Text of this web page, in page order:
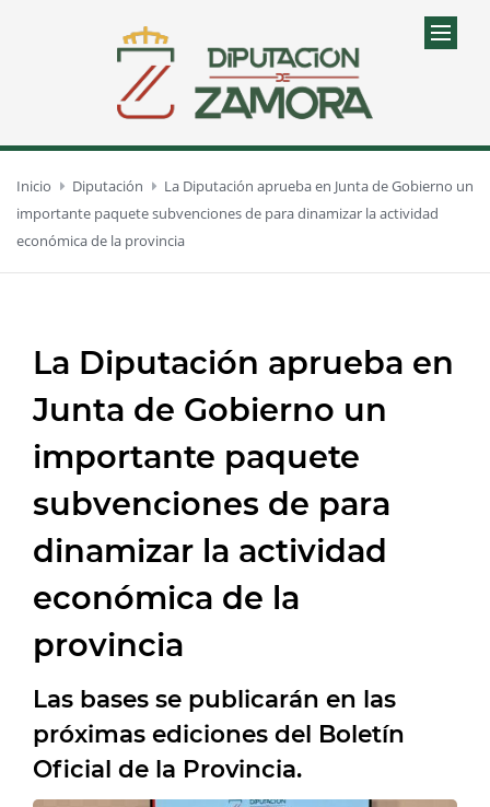
Inicio Diputación
La Diputación aprueba en Junta de Gobierno un
importante paquete subvenciones de para dinamizar la actividad
económica de la provincia
La Diputación aprueba en
Junta de Gobierno un
importante paquete
subvenciones de para
dinamizar la actividad
económica de la
provincia
Las bases se publicarán en las
próximas ediciones del Boletín
Oficial de la Provincia.